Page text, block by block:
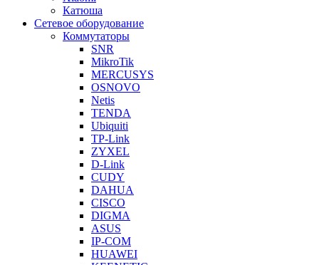
Катюша
Сетевое оборудование
Коммутаторы
SNR
MikroTik
MERCUSYS
OSNOVO
Netis
TENDA
Ubiquiti
TP-Link
ZYXEL
D-Link
CUDY
DAHUA
CISCO
DIGMA
ASUS
IP-COM
HUAWEI